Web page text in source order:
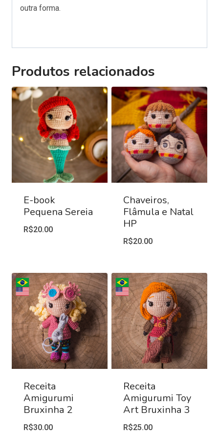
outra forma.
Produtos relacionados
E-book
Pequena Sereia
R$20.00
Chaveiros,
Flâmula e Natal
HP
R$20.00
Receita
Amigurumi
Bruxinha 2
R$30.00
Receita
Amigurumi Toy
Art Bruxinha 3
R$25.00